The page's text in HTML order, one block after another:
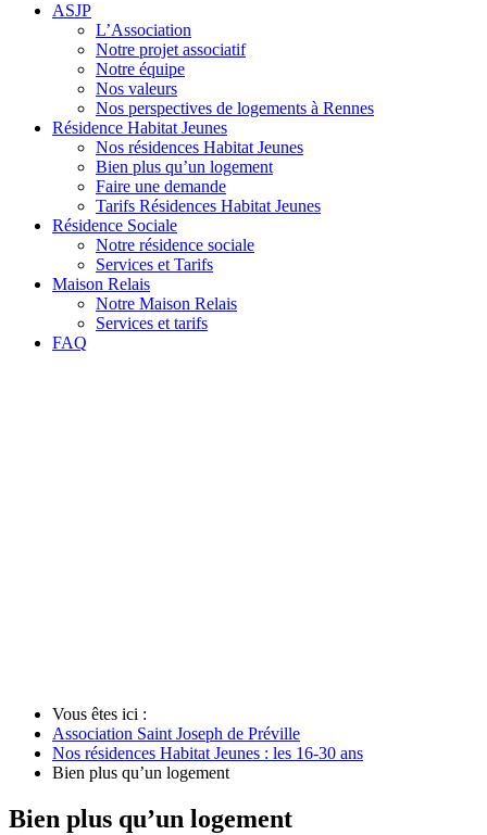
ASJP
L’Association
Notre projet associatif
Notre équipe
Nos valeurs
Nos perspectives de logements à Rennes
Résidence Habitat Jeunes
Nos résidences Habitat Jeunes
Bien plus qu’un logement
Faire une demande
Tarifs Résidences Habitat Jeunes
Résidence Sociale
Notre résidence sociale
Services et Tarifs
Maison Relais
Notre Maison Relais
Services et tarifs
FAQ
Vous êtes ici :
Association Saint Joseph de Préville
Nos résidences Habitat Jeunes : les 16-30 ans
Bien plus qu’un logement
Bien plus qu’un logement